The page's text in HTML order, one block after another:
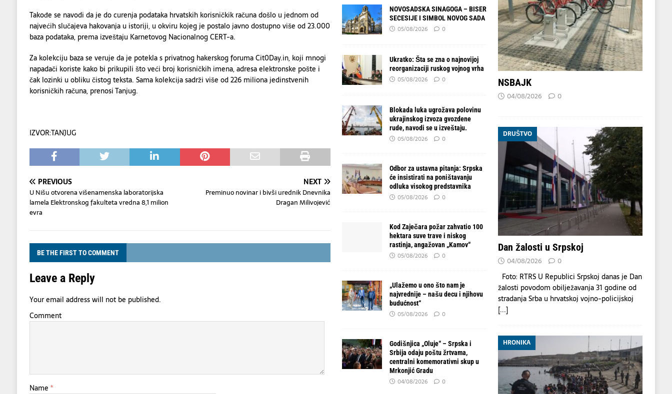
Takođe se navodi da je do curenja podataka hrvatskih korisničkik računa došlo u jednom od
najvećih slučajeva hakovanja u istoriji, u okviru kojeg je postalo javno dostupno više od 23.000
baza podataka, prema izveštaju Karnetovog Nacionalnog CERT-a.
Za kolekciju baza se veruje da je potekla s privatnog hakerskog foruma Cit0Day.in, koji mnogi
napadači koriste kako bi prikupili što veći broj korisničkih imena, adresa elektronske pošte i
čak lozinki u obliku čistog teksta. Sama kolekcija sadrži više od 226 miliona jedinstvenih
korisničkih računa, prenosi Tanjug.
IZVOR:TANJUG
PREVIOUS
U Nišu otvorena višenamenska laboratorijska
lamela Elektronskog fakulteta vredna 8,1 milion
evra
NEXT
Preminuo novinar i bivši urednik Dnevnika
Dragan Milivojević
BE THE FIRST TO COMMENT
Leave a Reply
Your email address will not be published.
Comment
Name *
NOVOSADSKA SINAGOGA – BISER
SECESIJE I SIMBOL NOVOG SADA
05/08/2026 0
Ukratko: Šta se zna o najnovijoj
reorganizaciji ruskog vojnog vrha
05/08/2026 0
Blokada luka ugrožava polovinu
ukrajinskog izvoza gvozdene
rude, navodi se u izveštaju.
05/08/2026 0
Odbor za ustavna pitanja: Srpska
će insistirati na poništavanju
odluka visokog predstavnika
05/08/2026 0
Kod Zaječara požar zahvatio 100
hektara suve trave i niskog
rastinja, angažovan „Kamov“
05/08/2026 0
„Ulažemo u ono što nam je
najvrednije – našu decu i njihovu
budućnost“
05/08/2026 0
Godišnjica „Oluje“ – Srpska i
Srbija odaju poštu žrtvama,
centralni komemorativni skup u
Mrkonjić Gradu
04/08/2026 0
NSBAJK
04/08/2026 0
DRUŠTVO
Dan žalosti u Srpskoj
04/08/2026 0
Foto: RTRS U Republici Srpskoj danas je Dan
žalosti povodom obilježavanja 31 godine od
stradanja Srba u hrvatskoj vojno-policijskoj
[...]
HRONIKA